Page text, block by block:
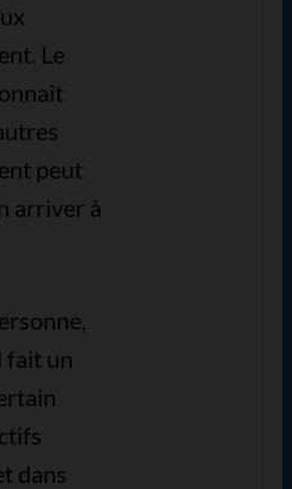
Le
peut
arriver à
fait un
dans